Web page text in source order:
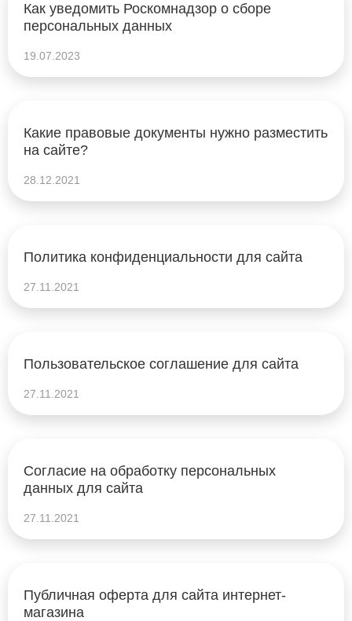
Как уведомить Роскомнадзор о сборе
персональных данных
19.07.2023
Какие правовые документы нужно разместить
на сайте?
28.12.2021
Политика конфиденциальности для сайта
27.11.2021
Пользовательское соглашение для сайта
27.11.2021
Согласие на обработку персональных
данных для сайта
27.11.2021
Публичная оферта для сайта интернет-
магазина